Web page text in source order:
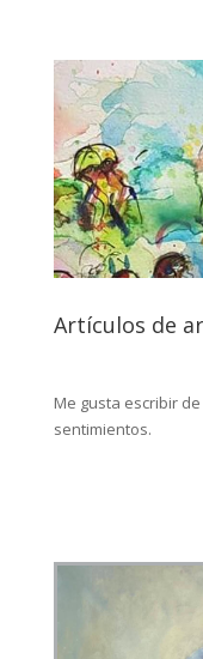
Artículos de
Me gusta escribir
sentimientos.